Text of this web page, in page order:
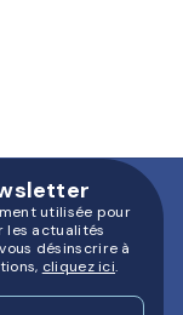
utilisée pour
les actualités
désinscrire à
cliquez ici.